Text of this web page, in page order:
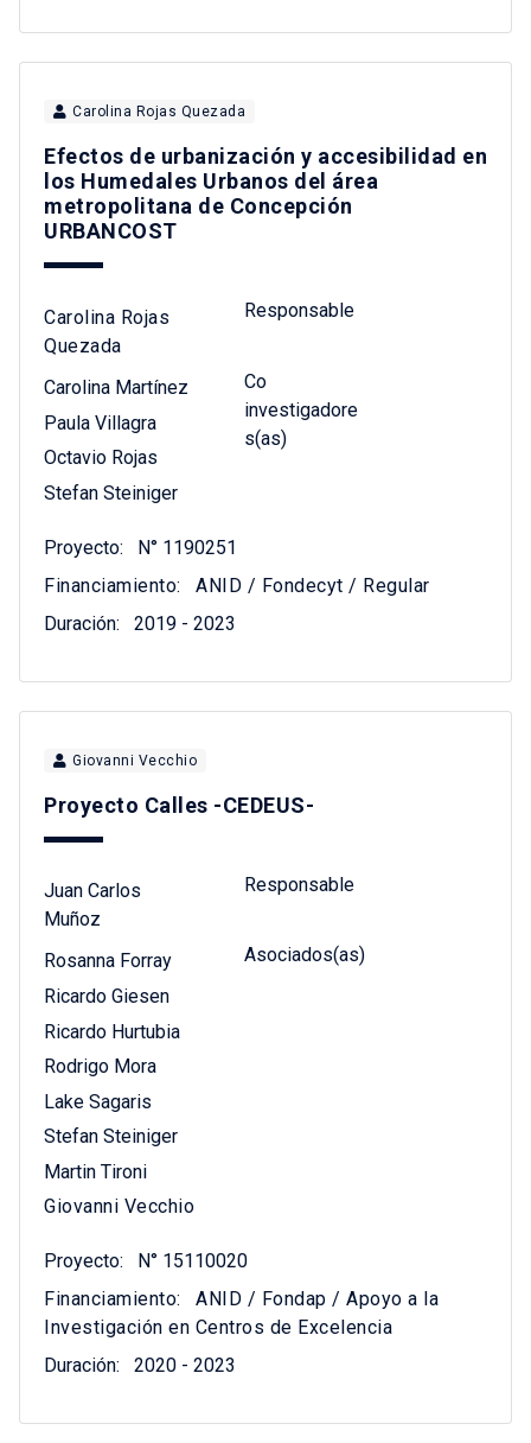
Carolina Rojas Quezada
Efectos de urbanización y accesibilidad en
los Humedales Urbanos del área
metropolitana de Concepción
URBANCOST
Carolina Rojas
Quezada
Responsable
Carolina Martínez
Paula Villagra
Octavio Rojas
Stefan Steiniger
Co
investigadore
s(as)
Proyecto:
N° 1190251
Financiamiento:
ANID / Fondecyt / Regular
Duración:
2019 - 2023
Giovanni Vecchio
Proyecto Calles -CEDEUS-
Juan Carlos
Muñoz
Responsable
Rosanna Forray
Ricardo Giesen
Ricardo Hurtubia
Rodrigo Mora
Lake Sagaris
Stefan Steiniger
Martin Tironi
Giovanni Vecchio
Asociados(as)
Proyecto:
N° 15110020
Financiamiento:
ANID / Fondap / Apoyo a la
Investigación en Centros de Excelencia
Duración:
2020 - 2023